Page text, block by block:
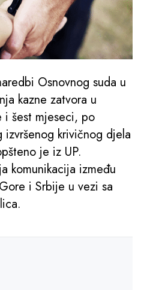
Osnovnog suda u
kazne zatvora u
šest mjeseci, po
krivičnog djela
je iz UP.
komunikacija između
i Srbije u vezi sa